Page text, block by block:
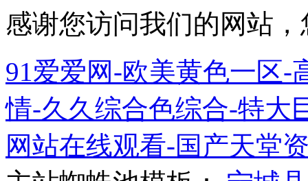
感谢您访问我们的网站
91爱爱网-欧美黄色一区-
情-久久综合色综合-特大
网站在线观看-国产天堂